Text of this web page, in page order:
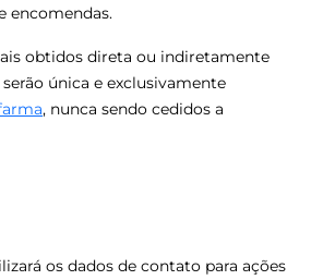
encomendas.
obtidos direta ou indiretamente
única e exclusivamente
, nunca sendo cedidos a
os dados de contato para ações